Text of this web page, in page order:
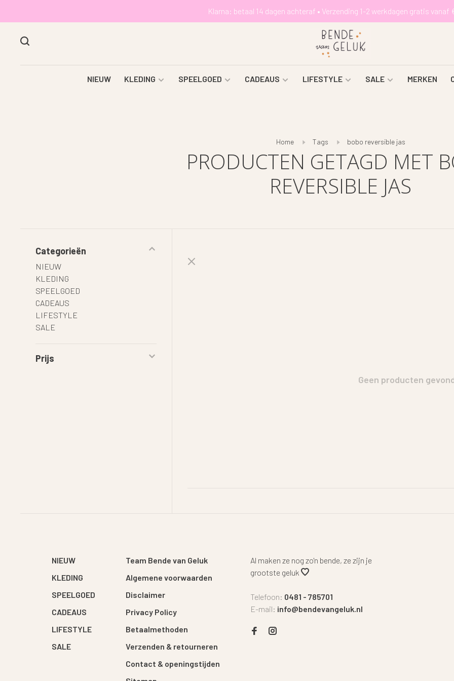
Klarna: betaal 14 dagen achteraf • Verzending 1-2 werkdagen gratis vanaf
NIEUW KLEDING SPEELGOED CADEAUS LIFESTYLE SALE MERKEN
Home Tags bobo reversible jas
PRODUCTEN GETAGD MET
REVERSIBLE JAS
Categorieën
NIEUW
KLEDING
SPEELGOED
CADEAUS
LIFESTYLE
SALE
Prijs
Geen producten
NIEUW
KLEDING
SPEELGOED
CADEAUS
LIFESTYLE
SALE
Team Bende van Geluk
Algemene voorwaarden
Disclaimer
Privacy Policy
Betaalmethoden
Verzenden & retourneren
Contact & openingstijden
Al maken ze nog zo'n bende, ze zijn je
grootste geluk
Telefoon: 0481 - 785701
E-mail: info@bendevangeluk.nl